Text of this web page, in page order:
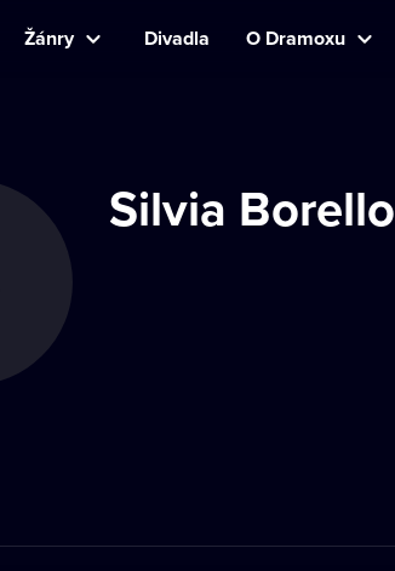
Žánry Divadla O Dramoxu
Silvia Borello